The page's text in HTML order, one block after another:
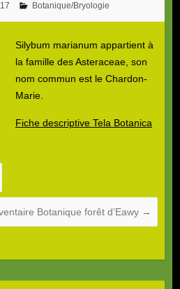
Botanique/Bryologie
Silybum marianum appartient à
la famille des Asteraceae, son
nom commun est le Chardon-
Marie.
Fiche descriptive Tela Botanica
Botanique forêt d’Eawy →